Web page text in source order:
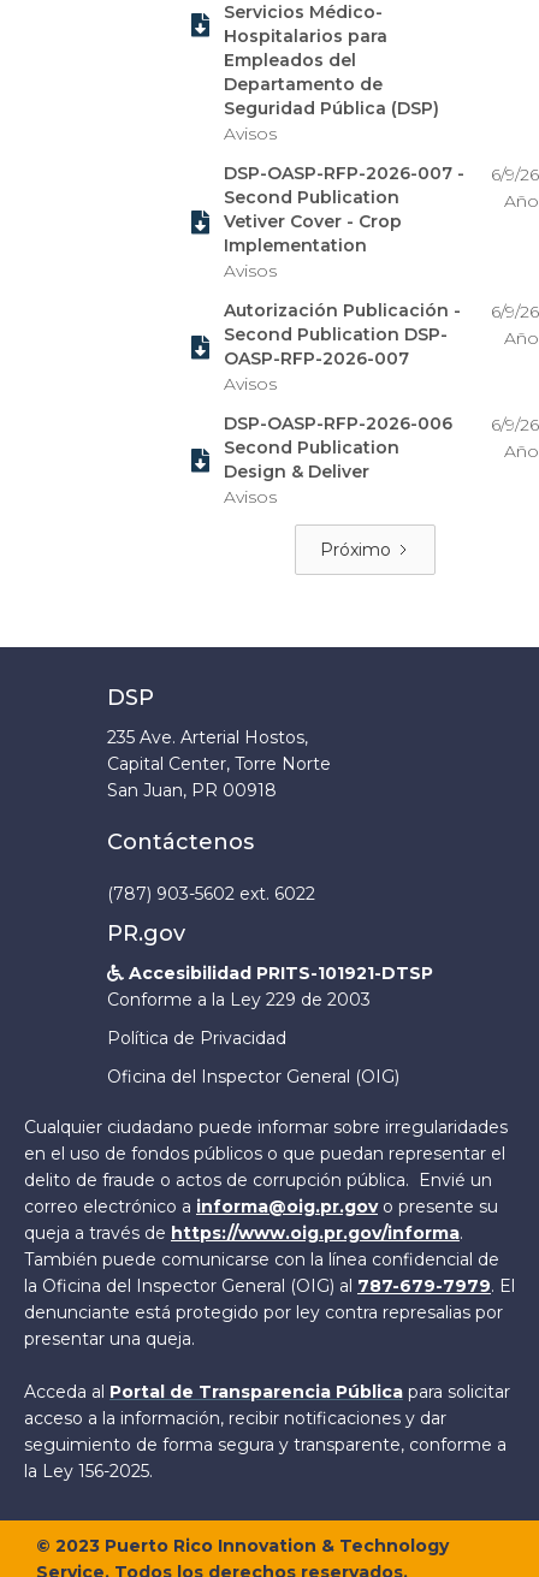

Servicios Médico-
Hospitalarios para
Empleados del
Departamento de
Seguridad Pública (DSP)
Avisos

DSP-OASP-RFP-2026-007 -
Second Publication
Vetiver Cover - Crop
Implementation
Avisos
6/9/26
Año

Autorización Publicación -
Second Publication DSP-
OASP-RFP-2026-007
Avisos
6/9/26
Año

DSP-OASP-RFP-2026-006
Second Publication
Design & Deliver
Avisos
6/9/26
Año
Próximo
DSP
235 Ave. Arterial Hostos,
Capital Center, Torre Norte
San Juan, PR 00918
Contáctenos
(787) 903-5602 ext. 6022
PR.gov
 Accesibilidad PRITS-101921-DTSP
Conforme a la Ley 229 de 2003
Política de Privacidad
Oficina del Inspector General (OIG)
Cualquier ciudadano puede informar sobre irregularidades
en el uso de fondos públicos o que puedan representar el
delito de fraude o actos de corrupción pública. Envié un
correo electrónico a informa@oig.pr.govo presente su
queja a través de https://www.oig.pr.gov/informa.
También puede comunicarse con la línea confidencial de
la Oficina del Inspector General (OIG) al 787-679-7979. El
denunciante está protegido por ley contra represalias por
presentar una queja.
Acceda al Portal de Transparencia Pública para solicitar
acceso a la información, recibir notificaciones y dar
seguimiento de forma segura y transparente, conforme a
la Ley 156-2025.
© 2023 Puerto Rico Innovation & Technology
Service. Todos los derechos reservados.